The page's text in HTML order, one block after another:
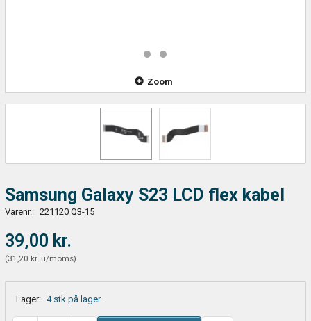
Zoom
Samsung Galaxy S23 LCD flex kabel
Varenr.: 221120 Q3-15
39,00 kr.
(31,20 kr. u/moms)
Lager: 4 stk på lager